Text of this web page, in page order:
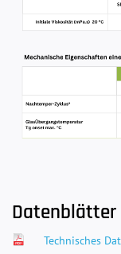
Datenblätter
Technisches